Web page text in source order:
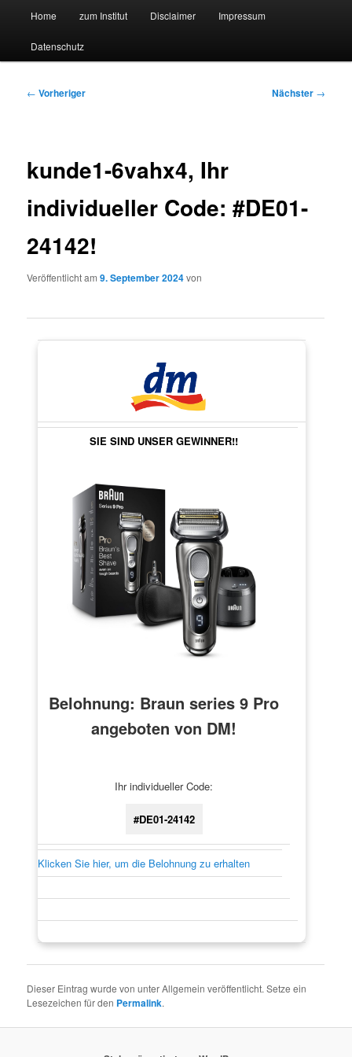
Suchmaschine Forschung und
Technologie
Zum
primären
Zum
sekundären
Home zum Institut Disclaimer Impressum
Datenschutz
Beitragsnavigation
← Vorheriger Nächster →
kunde1-6vahx4, Ihr
individueller Code: #DE01-
24142!
Veröffentlicht am9. September 2024von
SIE SIND UNSER GEWINNER!!
Belohnung: Braun series 9 Pro
angeboten von DM!
Ihr individueller Code:
#DE01-24142
Klicken Sie hier, um die Belohnung zu erhalten
Dieser Eintrag wurde vonunter Allgemein veröffentlicht. Setze ein
Lesezeichen für den Permalink.